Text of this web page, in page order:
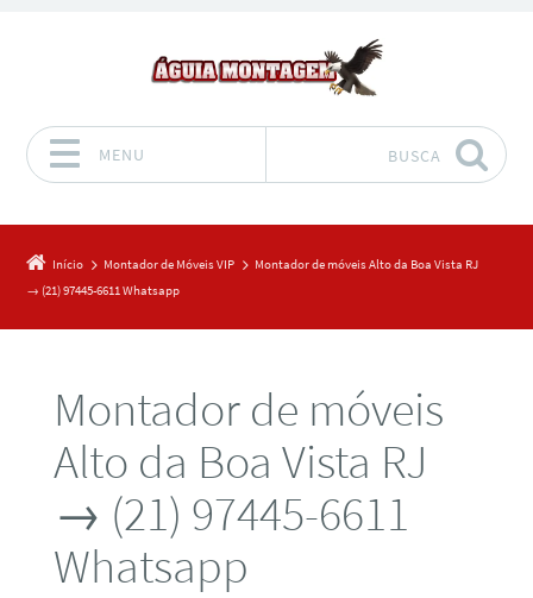
MENU BUSCA
Início Montador de Móveis VIP
Montador de móveis Alto da Boa Vista RJ
→ (21) 97445-6611 Whatsapp
Montador de móveis
Alto da Boa Vista RJ
→ (21) 97445-6611
Whatsapp